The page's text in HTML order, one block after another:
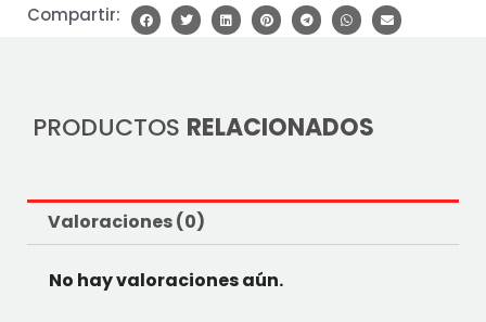
Compartir:
PRODUCTOS RELACIONADOS
Valoraciones (0)
No hay valoraciones aún.